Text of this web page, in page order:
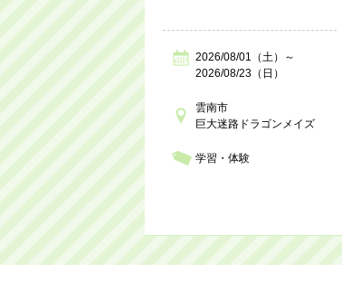
2026/08/01（土）～
2026/08/23（日）
雲南市
巨大迷路ドラゴンメイズ
学習・体験